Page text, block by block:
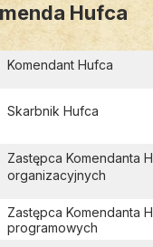
Hufca
Komendant Hufca
Skarbnik Hufca
Zastępca Komendanta
organizacyjnych
Zastępca Komendanta
programowych